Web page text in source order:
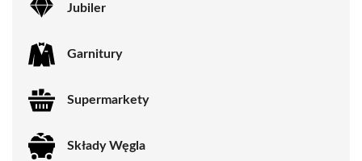
Jubiler
Garnitury
Supermarkety
Składy Węgla